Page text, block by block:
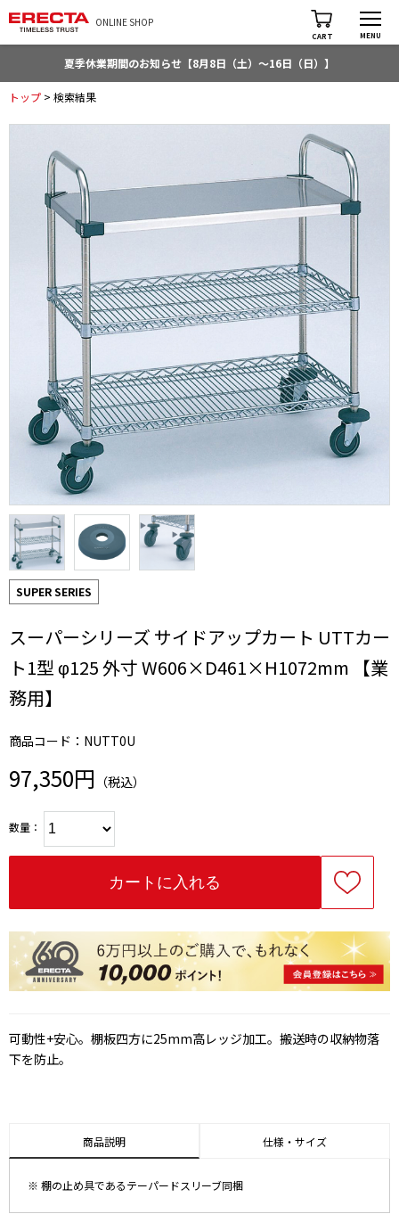
ONLINE SHOP
CART MENU
夏季休業期間のお知らせ【8月8日（土）～16日（日）】
トップ > 検索結果
SUPER SERIES
スーパーシリーズ サイドアップカート UTTカー
ト1型 φ125 外寸 W606×D461×H1072mm 【業
務用】
商品コード：NUTT0U
97,350円 （税込）
数量：
可動性+安心。棚板四方に25mm高レッジ加工。搬送時の収納物落
下を防止。
商品説明 仕様・サイズ
※ 棚の止め具であるテーパードスリーブ同梱